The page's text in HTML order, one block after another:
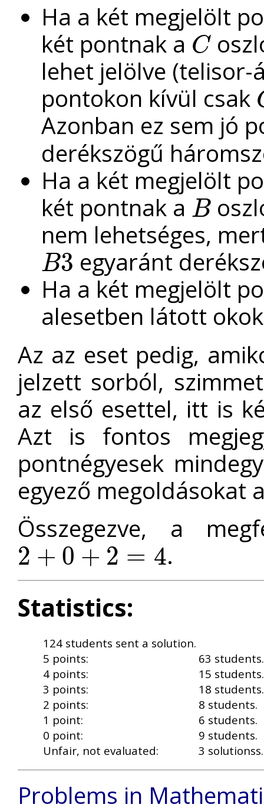
Ha a két megjelölt
két pontnak a C
C
lehet jelölve
pontokon kívül csak C
Azonban ez sem jó
derékszögű
Ha a két megjelölt
két pontnak a B
B
nem lehetséges,
B3
B3
egyaránt
Ha a két megjelölt
alesetben látott
Az az eset pedig,
jelzett sorból,
az első esettel, itt is
Azt is fontos
pontnégyesek
egyező megoldásokat
Összegezve, a
2 + 0 + 2 = 4
2+ +2= 4 .
Statistics:
124 students sent a solution.
5 points:
63 students.
4 points:
15 students.
3 points:
18 students.
2 points:
8 students.
1 point:
6 students.
0 point:
9 students.
Unfair, not evaluated:
3 solutionss.
Problems in